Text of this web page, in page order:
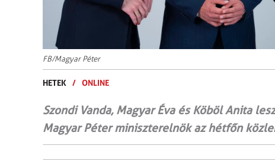
FB/Magyar Péter
HETEK / ONLINE
Szondi Vanda, Magyar Éva és Köböl Anita
Magyar Péter miniszterelnök az hétfőn